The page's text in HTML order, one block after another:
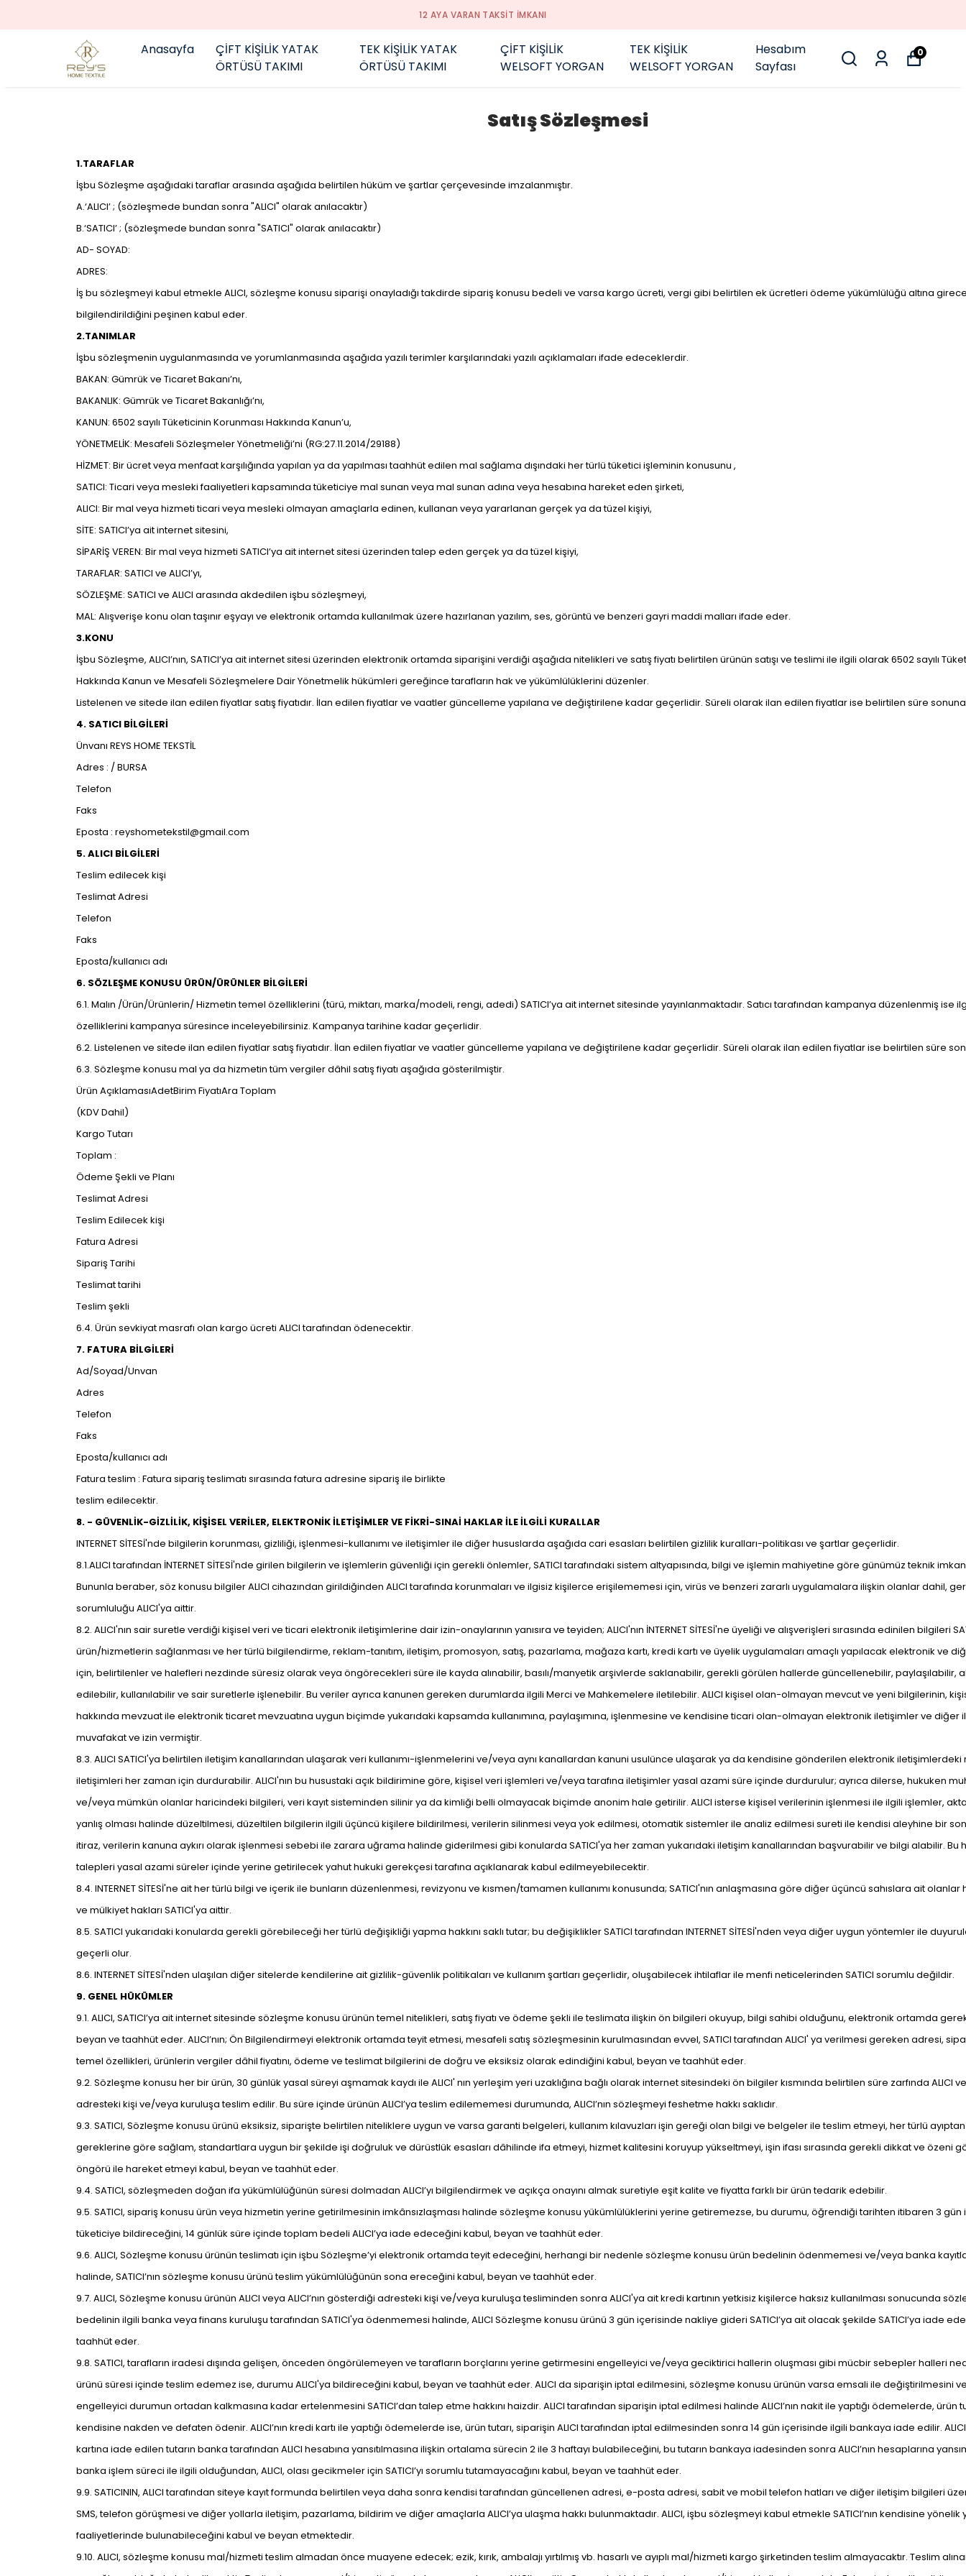
12 AYA VARAN TAKSİT İMKANI
Anasayfa
ÇİFT KİŞİLİK YATAK
ÖRTÜSÜ TAKIMI
TEK KİŞİLİK YATAK
ÖRTÜSÜ TAKIMI
ÇİFT KİŞİLİK
WELSOFT YORGAN
TEK KİŞİLİK
WELSOFT YORGAN
Hesabım
Sayfası
0
Satış Sözleşmesi
1.TARAFLAR
İşbu Sözleşme aşağıdaki taraflar arasında aşağıda belirtilen hüküm ve şartlar çerçevesinde imzalanmıştır.
A.‘ALICI’ ; (sözleşmede bundan sonra "ALICI" olarak anılacaktır)
B.‘SATICI’ ; (sözleşmede bundan sonra "SATICI" olarak anılacaktır)
AD- SOYAD:
ADRES:
İş bu sözleşmeyi kabul etmekle ALICI, sözleşme konusu siparişi onayladığı takdirde sipariş konusu bedeli ve varsa kargo ücreti, vergi gibi belirtilen ek ücretleri ödeme yükümlülüğü altına
bilgilendirildiğini peşinen kabul eder.
2.TANIMLAR
İşbu sözleşmenin uygulanmasında ve yorumlanmasında aşağıda yazılı terimler karşılarındaki yazılı açıklamaları ifade edeceklerdir.
BAKAN: Gümrük ve Ticaret Bakanı’nı,
BAKANLIK: Gümrük ve Ticaret Bakanlığı’nı,
KANUN: 6502 sayılı Tüketicinin Korunması Hakkında Kanun’u,
YÖNETMELİK: Mesafeli Sözleşmeler Yönetmeliği’ni (RG:27.11.2014/29188)
HİZMET: Bir ücret veya menfaat karşılığında yapılan ya da yapılması taahhüt edilen mal sağlama dışındaki her türlü tüketici işleminin konusunu ,
SATICI: Ticari veya mesleki faaliyetleri kapsamında tüketiciye mal sunan veya mal sunan adına veya hesabına hareket eden şirketi,
ALICI: Bir mal veya hizmeti ticari veya mesleki olmayan amaçlarla edinen, kullanan veya yararlanan gerçek ya da tüzel kişiyi,
SİTE: SATICI’ya ait internet sitesini,
SİPARİŞ VEREN: Bir mal veya hizmeti SATICI’ya ait internet sitesi üzerinden talep eden gerçek ya da tüzel kişiyi,
TARAFLAR: SATICI ve ALICI’yı,
SÖZLEŞME: SATICI ve ALICI arasında akdedilen işbu sözleşmeyi,
MAL: Alışverişe konu olan taşınır eşyayı ve elektronik ortamda kullanılmak üzere hazırlanan yazılım, ses, görüntü ve benzeri gayri maddi malları ifade eder.
3.KONU
İşbu Sözleşme, ALICI’nın, SATICI’ya ait internet sitesi üzerinden elektronik ortamda siparişini verdiği aşağıda nitelikleri ve satış fiyatı belirtilen ürünün satışı ve teslimi ile ilgili olarak 6502 sayılı
Hakkında Kanun ve Mesafeli Sözleşmelere Dair Yönetmelik hükümleri gereğince tarafların hak ve yükümlülüklerini düzenler.
Listelenen ve sitede ilan edilen fiyatlar satış fiyatıdır. İlan edilen fiyatlar ve vaatler güncelleme yapılana ve değiştirilene kadar geçerlidir. Süreli olarak ilan edilen fiyatlar ise belirtilen süre
4. SATICI BİLGİLERİ
Ünvanı REYS HOME TEKSTİL
Adres : / BURSA
Telefon
Faks
Eposta : reyshometekstil@gmail.com
5. ALICI BİLGİLERİ
Teslim edilecek kişi
Teslimat Adresi
Telefon
Faks
Eposta/kullanıcı adı
6. SÖZLEŞME KONUSU ÜRÜN/ÜRÜNLER BİLGİLERİ
6.1. Malın /Ürün/Ürünlerin/ Hizmetin temel özelliklerini (türü, miktarı, marka/modeli, rengi, adedi) SATICI’ya ait internet sitesinde yayınlanmaktadır. Satıcı tarafından kampanya düzenlenmiş ise
özelliklerini kampanya süresince inceleyebilirsiniz. Kampanya tarihine kadar geçerlidir.
6.2. Listelenen ve sitede ilan edilen fiyatlar satış fiyatıdır. İlan edilen fiyatlar ve vaatler güncelleme yapılana ve değiştirilene kadar geçerlidir. Süreli olarak ilan edilen fiyatlar ise belirtilen süre
6.3. Sözleşme konusu mal ya da hizmetin tüm vergiler dâhil satış fiyatı aşağıda gösterilmiştir.
Ürün AçıklamasıAdetBirim FiyatıAra Toplam
(KDV Dahil)
Kargo Tutarı
Toplam :
Ödeme Şekli ve Planı
Teslimat Adresi
Teslim Edilecek kişi
Fatura Adresi
Sipariş Tarihi
Teslimat tarihi
Teslim şekli
6.4. Ürün sevkiyat masrafı olan kargo ücreti ALICI tarafından ödenecektir.
7. FATURA BİLGİLERİ
Ad/Soyad/Unvan
Adres
Telefon
Faks
Eposta/kullanıcı adı
Fatura teslim : Fatura sipariş teslimatı sırasında fatura adresine sipariş ile birlikte
teslim edilecektir.
8. - GÜVENLİK-GİZLİLİK, KİŞİSEL VERİLER, ELEKTRONİK İLETİŞİMLER VE FİKRİ-SINAİ HAKLAR İLE İLGİLİ KURALLAR
INTERNET SİTESİ'nde bilgilerin korunması, gizliliği, işlenmesi-kullanımı ve iletişimler ile diğer hususlarda aşağıda cari esasları belirtilen gizlilik kuralları-politikası ve şartlar geçerlidir.
8.1.ALICI tarafından İNTERNET SİTESİ'nde girilen bilgilerin ve işlemlerin güvenliği için gerekli önlemler, SATICI tarafındaki sistem altyapısında, bilgi ve işlemin mahiyetine göre günümüz teknik
Bununla beraber, söz konusu bilgiler ALICI cihazından girildiğinden ALICI tarafında korunmaları ve ilgisiz kişilerce erişilememesi için, virüs ve benzeri zararlı uygulamalara ilişkin olanlar dahil,
sorumluluğu ALICI'ya aittir.
8.2. ALICI'nın sair suretle verdiği kişisel veri ve ticari elektronik iletişimlerine dair izin-onaylarının yanısıra ve teyiden; ALICI'nın İNTERNET SİTESİ'ne üyeliği ve alışverişleri sırasında edinilen bilgileri
ürün/hizmetlerin sağlanması ve her türlü bilgilendirme, reklam-tanıtım, iletişim, promosyon, satış, pazarlama, mağaza kartı, kredi kartı ve üyelik uygulamaları amaçlı yapılacak elektronik ve
için, belirtilenler ve halefleri nezdinde süresiz olarak veya öngörecekleri süre ile kayda alınabilir, basılı/manyetik arşivlerde saklanabilir, gerekli görülen hallerde güncellenebilir, paylaşılabilir,
edilebilir, kullanılabilir ve sair suretlerle işlenebilir. Bu veriler ayrıca kanunen gereken durumlarda ilgili Merci ve Mahkemelere iletilebilir. ALICI kişisel olan-olmayan mevcut ve yeni bilgilerinin,
hakkında mevzuat ile elektronik ticaret mevzuatına uygun biçimde yukarıdaki kapsamda kullanımına, paylaşımına, işlenmesine ve kendisine ticari olan-olmayan elektronik iletişimler ve diğer
muvafakat ve izin vermiştir.
8.3. ALICI SATICI'ya belirtilen iletişim kanallarından ulaşarak veri kullanımı-işlenmelerini ve/veya aynı kanallardan kanuni usulünce ulaşarak ya da kendisine gönderilen elektronik iletişimlerdeki
iletişimleri her zaman için durdurabilir. ALICI'nın bu husustaki açık bildirimine göre, kişisel veri işlemleri ve/veya tarafına iletişimler yasal azami süre içinde durdurulur; ayrıca dilerse, hukuken
ve/veya mümkün olanlar haricindeki bilgileri, veri kayıt sisteminden silinir ya da kimliği belli olmayacak biçimde anonim hale getirilir. ALICI isterse kişisel verilerinin işlenmesi ile ilgili işlemler,
yanlış olması halinde düzeltilmesi, düzeltilen bilgilerin ilgili üçüncü kişilere bildirilmesi, verilerin silinmesi veya yok edilmesi, otomatik sistemler ile analiz edilmesi sureti ile kendisi aleyhine bir
itiraz, verilerin kanuna aykırı olarak işlenmesi sebebi ile zarara uğrama halinde giderilmesi gibi konularda SATICI'ya her zaman yukarıdaki iletişim kanallarından başvurabilir ve bilgi alabilir. Bu
talepleri yasal azami süreler içinde yerine getirilecek yahut hukuki gerekçesi tarafına açıklanarak kabul edilmeyebilecektir.
8.4. INTERNET SİTESİ'ne ait her türlü bilgi ve içerik ile bunların düzenlenmesi, revizyonu ve kısmen/tamamen kullanımı konusunda; SATICI'nın anlaşmasına göre diğer üçüncü sahıslara ait
ve mülkiyet hakları SATICI'ya aittir.
8.5. SATICI yukarıdaki konularda gerekli görebileceği her türlü değişikliği yapma hakkını saklı tutar; bu değişiklikler SATICI tarafından INTERNET SİTESİ'nden veya diğer uygun yöntemler ile
geçerli olur.
8.6. INTERNET SİTESİ'nden ulaşılan diğer sitelerde kendilerine ait gizlilik-güvenlik politikaları ve kullanım şartları geçerlidir, oluşabilecek ihtilaflar ile menfi neticelerinden SATICI sorumlu değildir.
9. GENEL HÜKÜMLER
9.1. ALICI, SATICI’ya ait internet sitesinde sözleşme konusu ürünün temel nitelikleri, satış fiyatı ve ödeme şekli ile teslimata ilişkin ön bilgileri okuyup, bilgi sahibi olduğunu, elektronik ortamda
beyan ve taahhüt eder. ALICI’nın; Ön Bilgilendirmeyi elektronik ortamda teyit etmesi, mesafeli satış sözleşmesinin kurulmasından evvel, SATICI tarafından ALICI' ya verilmesi gereken adresi,
temel özellikleri, ürünlerin vergiler dâhil fiyatını, ödeme ve teslimat bilgilerini de doğru ve eksiksiz olarak edindiğini kabul, beyan ve taahhüt eder.
9.2. Sözleşme konusu her bir ürün, 30 günlük yasal süreyi aşmamak kaydı ile ALICI' nın yerleşim yeri uzaklığına bağlı olarak internet sitesindeki ön bilgiler kısmında belirtilen süre zarfında ALICI
adresteki kişi ve/veya kuruluşa teslim edilir. Bu süre içinde ürünün ALICI’ya teslim edilememesi durumunda, ALICI’nın sözleşmeyi feshetme hakkı saklıdır.
9.3. SATICI, Sözleşme konusu ürünü eksiksiz, siparişte belirtilen niteliklere uygun ve varsa garanti belgeleri, kullanım kılavuzları işin gereği olan bilgi ve belgeler ile teslim etmeyi, her türlü
gereklerine göre sağlam, standartlara uygun bir şekilde işi doğruluk ve dürüstlük esasları dâhilinde ifa etmeyi, hizmet kalitesini koruyup yükseltmeyi, işin ifası sırasında gerekli dikkat ve özeni
öngörü ile hareket etmeyi kabul, beyan ve taahhüt eder.
9.4. SATICI, sözleşmeden doğan ifa yükümlülüğünün süresi dolmadan ALICI’yı bilgilendirmek ve açıkça onayını almak suretiyle eşit kalite ve fiyatta farklı bir ürün tedarik edebilir.
9.5. SATICI, sipariş konusu ürün veya hizmetin yerine getirilmesinin imkânsızlaşması halinde sözleşme konusu yükümlülüklerini yerine getiremezse, bu durumu, öğrendiği tarihten itibaren 3 gün
tüketiciye bildireceğini, 14 günlük süre içinde toplam bedeli ALICI’ya iade edeceğini kabul, beyan ve taahhüt eder.
9.6. ALICI, Sözleşme konusu ürünün teslimatı için işbu Sözleşme’yi elektronik ortamda teyit edeceğini, herhangi bir nedenle sözleşme konusu ürün bedelinin ödenmemesi ve/veya banka
halinde, SATICI’nın sözleşme konusu ürünü teslim yükümlülüğünün sona ereceğini kabul, beyan ve taahhüt eder.
9.7. ALICI, Sözleşme konusu ürünün ALICI veya ALICI’nın gösterdiği adresteki kişi ve/veya kuruluşa tesliminden sonra ALICI'ya ait kredi kartının yetkisiz kişilerce haksız kullanılması sonucunda
bedelinin ilgili banka veya finans kuruluşu tarafından SATICI'ya ödenmemesi halinde, ALICI Sözleşme konusu ürünü 3 gün içerisinde nakliye gideri SATICI’ya ait olacak şekilde SATICI’ya iade
taahhüt eder.
9.8. SATICI, tarafların iradesi dışında gelişen, önceden öngörülemeyen ve tarafların borçlarını yerine getirmesini engelleyici ve/veya geciktirici hallerin oluşması gibi mücbir sebepler halleri
ürünü süresi içinde teslim edemez ise, durumu ALICI'ya bildireceğini kabul, beyan ve taahhüt eder. ALICI da siparişin iptal edilmesini, sözleşme konusu ürünün varsa emsali ile değiştirilmesini
engelleyici durumun ortadan kalkmasına kadar ertelenmesini SATICI’dan talep etme hakkını haizdir. ALICI tarafından siparişin iptal edilmesi halinde ALICI’nın nakit ile yaptığı ödemelerde, ürün
kendisine nakden ve defaten ödenir. ALICI’nın kredi kartı ile yaptığı ödemelerde ise, ürün tutarı, siparişin ALICI tarafından iptal edilmesinden sonra 14 gün içerisinde ilgili bankaya iade edilir.
kartına iade edilen tutarın banka tarafından ALICI hesabına yansıtılmasına ilişkin ortalama sürecin 2 ile 3 haftayı bulabileceğini, bu tutarın bankaya iadesinden sonra ALICI’nın hesaplarına
banka işlem süreci ile ilgili olduğundan, ALICI, olası gecikmeler için SATICI’yı sorumlu tutamayacağını kabul, beyan ve taahhüt eder.
9.9. SATICININ, ALICI tarafından siteye kayıt formunda belirtilen veya daha sonra kendisi tarafından güncellenen adresi, e-posta adresi, sabit ve mobil telefon hatları ve diğer iletişim bilgileri
SMS, telefon görüşmesi ve diğer yollarla iletişim, pazarlama, bildirim ve diğer amaçlarla ALICI’ya ulaşma hakkı bulunmaktadır. ALICI, işbu sözleşmeyi kabul etmekle SATICI’nın kendisine
faaliyetlerinde bulunabileceğini kabul ve beyan etmektedir.
9.10. ALICI, sözleşme konusu mal/hizmeti teslim almadan önce muayene edecek; ezik, kırık, ambalajı yırtılmış vb. hasarlı ve ayıplı mal/hizmeti kargo şirketinden teslim almayacaktır. Teslim